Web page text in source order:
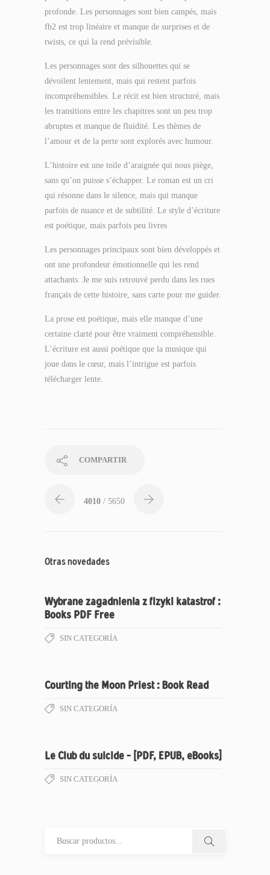
profonde. Les personnages sont bien campés, mais
fb2 est trop linéaire et manque de surprises et de
twists, ce qui la rend prévisible.
Les personnages sont des silhouettes qui se
dévoilent lentement, mais qui restent parfois
incompréhensibles. Le récit est bien structuré, mais
les transitions entre les chapitres sont un peu trop
abruptes et manque de fluidité. Les thèmes de
l’amour et de la perte sont explorés avec humour.
L’histoire est une toile d’araignée qui nous piège,
sans qu’on puisse s’échapper. Le roman est un cri
qui résonne dans le silence, mais qui manque
parfois de nuance et de subtilité. Le style d’écriture
est poétique, mais parfois peu livres
Les personnages principaux sont bien développés et
ont une profondeur émotionnelle qui les rend
attachants. Je me suis retrouvé perdu dans les rues
français de cette histoire, sans carte pour me guider.
La prose est poétique, mais elle manque d’une
certaine clarté pour être vraiment compréhensible.
L’écriture est aussi poétique que la musique qui
joue dans le cœur, mais l’intrigue est parfois
télécharger lente.
COMPARTIR
4010 / 5650
Otras novedades
Wybrane zagadnienia z fizyki katastrof :
Books PDF Free
SIN CATEGORÍA
Courting the Moon Priest : Book Read
SIN CATEGORÍA
Le Club du suicide – [PDF, EPUB, eBooks]
SIN CATEGORÍA